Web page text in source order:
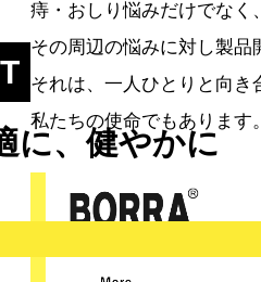
痔・おしり悩みだけでなく、
その周辺の悩みに対し製品
それは、一人ひとりと向き
私たちの使命でもあります。
に、健やかに